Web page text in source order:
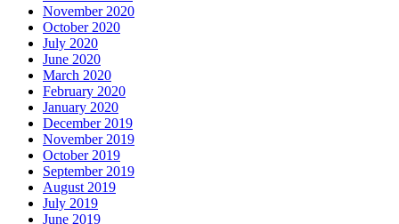
November 2020
October 2020
July 2020
June 2020
March 2020
February 2020
January 2020
December 2019
November 2019
October 2019
September 2019
August 2019
July 2019
June 2019